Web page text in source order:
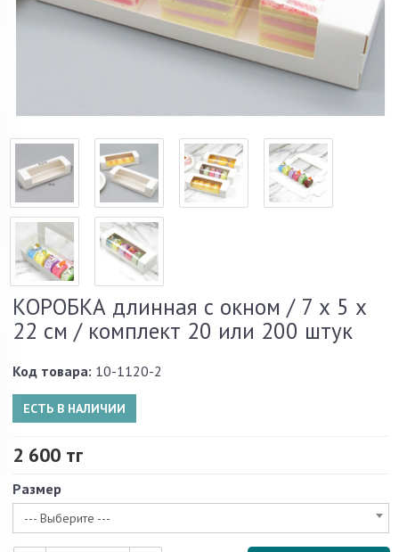
КОРОБКА длинная с окном / 7 х 5 х
22 см / комплект 20 или 200 штук
Код товара: 10-1120-2
ЕСТЬ В НАЛИЧИИ
2 600 тг
Размер
--- Выберите ---